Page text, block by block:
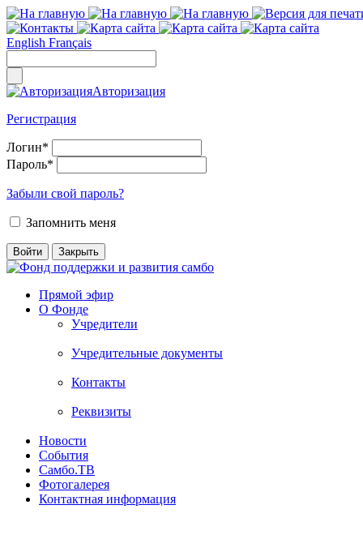
English Français
Авторизация
Регистрация
Логин*
Пароль*
Забыли свой пароль?
Запомнить меня
Прямой эфир
О Фонде
Учредители
Учредительные документы
Контакты
Реквизиты
Новости
События
Самбо.ТВ
Фотогалерея
Контактная информация